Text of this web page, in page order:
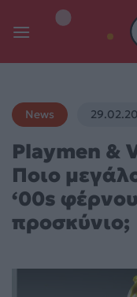
News
Playmen &
Ποιο
‘00s
προσκύνιο;